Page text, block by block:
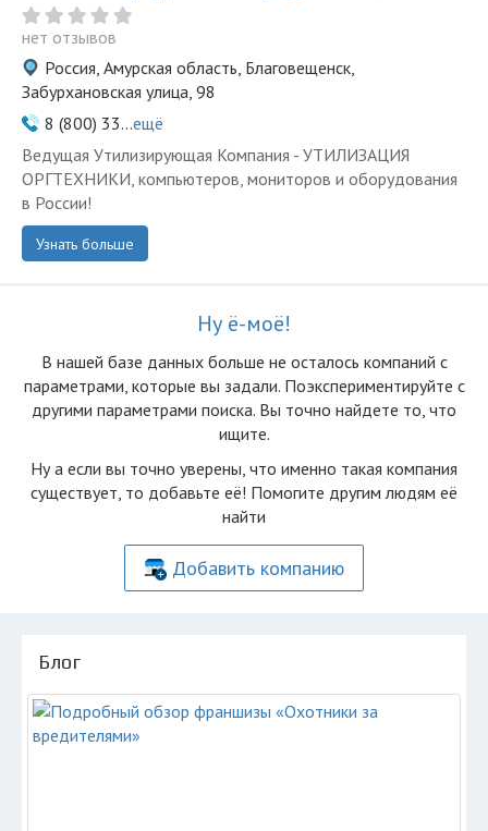
нет отзывов
Россия, Амурская область, Благовещенск,
Забурхановская улица, 98
8 (800) 33...ещё
Ведущая Утилизирующая Компания - УТИЛИЗАЦИЯ
ОРГТЕХНИКИ, компьютеров, мониторов и оборудования
в России!
Узнать больше
Ну ё-моё!
В нашей базе данных больше не осталоcь компаний с
параметрами, которые вы задали. Поэкспериментируйте с
другими параметрами поиска. Вы точно найдете то, что
ищите.
Ну а если вы точно уверены, что именно такая компания
существует, то добавьте её! Помогите другим людям её
найти
Добавить компанию
Блог